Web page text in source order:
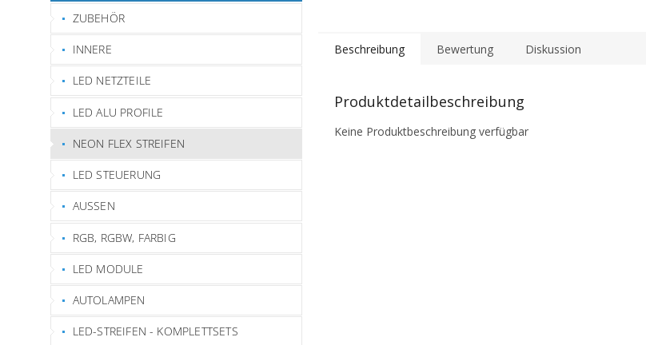
ZUBEHÖR
INNERE
LED NETZTEILE
LED ALU PROFILE
NEON FLEX STREIFEN
LED STEUERUNG
AUSSEN
RGB, RGBW, FARBIG
LED MODULE
AUTOLAMPEN
LED-STREIFEN - KOMPLETTSETS
Beschreibung Bewertung Diskussion
Produktdetailbeschreibung
Keine Produktbeschreibung verfügbar